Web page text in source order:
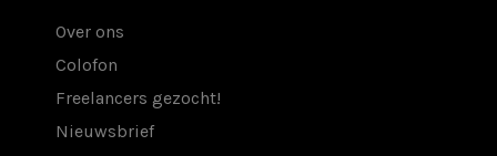
Over ons
Colofon
Freelancers gezocht!
Nieuwsbrief